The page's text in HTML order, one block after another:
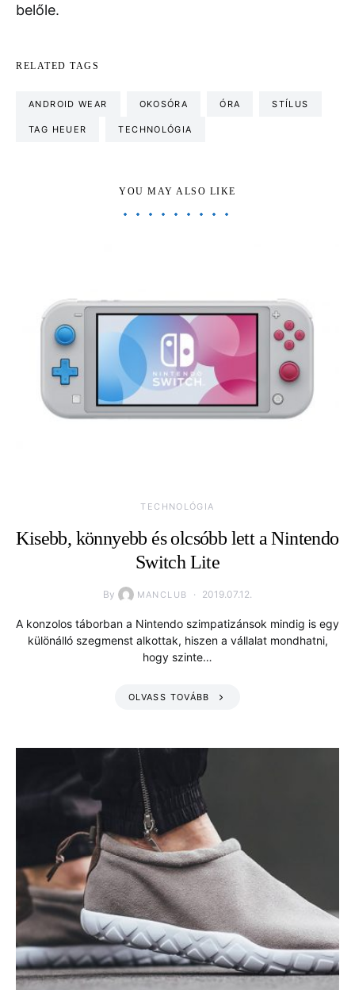
belőle.
RELATED TAGS
ANDROID WEAR OKOSÓRA ÓRA STÍLUS
TAG HEUER TECHNOLÓGIA
YOU MAY ALSO LIKE
TECHNOLÓGIA
Kisebb, könnyebb és olcsóbb lett a Nintendo
Switch Lite
By MANCLUB 2019.07.12.
A konzolos táborban a Nintendo szimpatizánsok mindig is egy
különálló szegmenst alkottak, hiszen a vállalat mondhatni,
hogy szinte…
OLVASS TOVÁBB